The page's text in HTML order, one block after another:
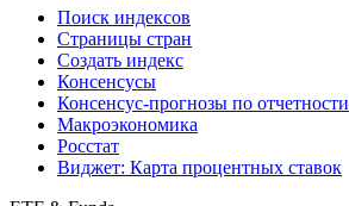
Поиск индексов
Страницы стран
Создать индекс
Консенсусы
Консенсус-прогнозы по отчетности
Макроэкономика
Росстат
Виджет: Карта процентных ставок